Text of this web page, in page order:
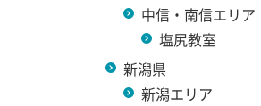
中信・南信エリア
塩尻教室
新潟県
新潟エリア